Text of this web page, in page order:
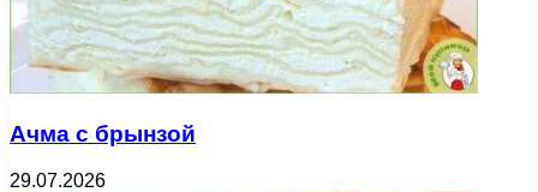
Ачма с брынзой
29.07.2026